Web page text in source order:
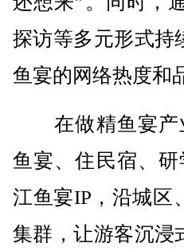
探访等多元形式持
鱼宴的网络热度和
在做精鱼宴产
鱼宴、住民宿、
江鱼宴IP，沿城区
集群，让游客沉浸